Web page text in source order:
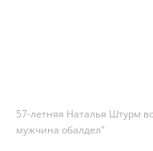
57-летняя Наталья Штурм
мужчина обалдел"